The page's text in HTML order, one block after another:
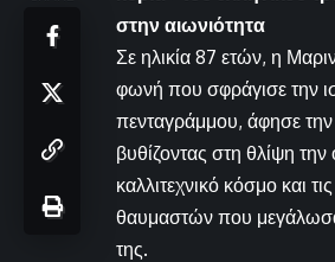
στην αιωνιότητα
Σε ηλικία 87 ετών, η
φωνή που σφράγισε την
πενταγράμμου, άφησε την
βυθίζοντας στη θλίψη την
καλλιτεχνικό κόσμο και
θαυμαστών που
της.